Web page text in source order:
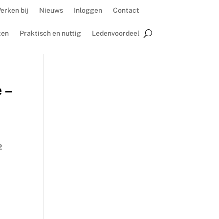
bij Nieuws Inloggen Contact
Praktisch en nuttig Ledenvoordeel
–